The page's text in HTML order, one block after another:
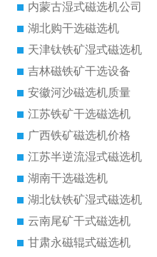
内蒙古湿式磁选机公司
湖北购干选磁选机
天津钛铁矿湿式磁选机
吉林磁铁矿干选设备
安徽河沙磁选机质量
江苏铁矿干选磁选机
广西铁矿磁选机价格
江苏半逆流湿式磁选机
湖南干选磁选机
湖北钛铁矿湿式磁选机
云南尾矿干式磁选机
甘肃永磁辊式磁选机